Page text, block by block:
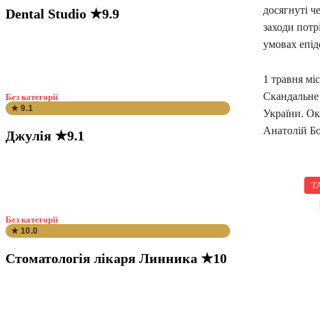
Dental Studio ★9.9
Без категорії
★ 9.1
Джулія ★9.1
Без категорії
★ 10.0
Стоматологія лікаря Линника ★10
досягнуті
заходи
умовах
1 травня
України.
Анатолій